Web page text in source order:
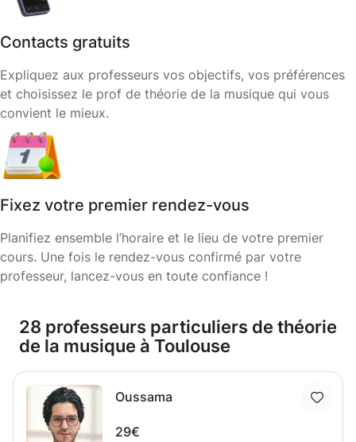
Contacts gratuits
Expliquez aux professeurs vos objectifs, vos préférences
et choisissez le prof de théorie de la musique qui vous
convient le mieux.
Fixez votre premier rendez-vous
Planifiez ensemble l’horaire et le lieu de votre premier
cours. Une fois le rendez-vous confirmé par votre
professeur, lancez-vous en toute confiance !
28 professeurs particuliers de théorie
de la musique à Toulouse
Oussama
29€